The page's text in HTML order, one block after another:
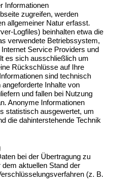
Informationen
zugreifen, werden
allgemeiner Natur erfasst.
Logfiles) beinhalten etwa die
verwendete Betriebssystem,
Service Providers und
es sich ausschließlich um
Rückschlüsse auf Ihre
sind technisch
Inhalte von
und fallen bei Nutzung
Anonyme Informationen
statistisch ausgewertet, um
die dahinterstehende Technik
bei der Übertragung zu
aktuellen Stand der
(z. B.